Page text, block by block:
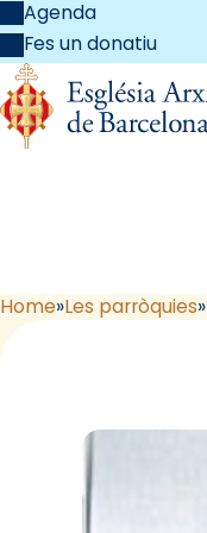
Agenda
Fes un donatiu
Home Les parròquies